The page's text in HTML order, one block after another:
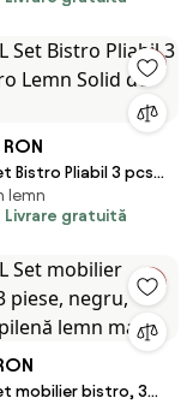
RON
Bistro Pliabil 3 pcs
Solid de Acacia
lemn
Livrare gratuită
mobilier bistro, 3